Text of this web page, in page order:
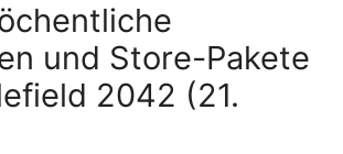
und Store-Pakete
2042 (21.